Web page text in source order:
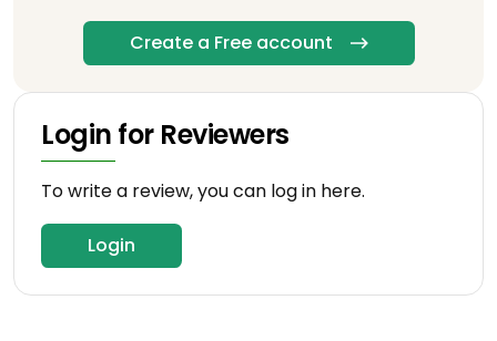
Create a Free account
Login for Reviewers
To write a review, you can log in here.
Login